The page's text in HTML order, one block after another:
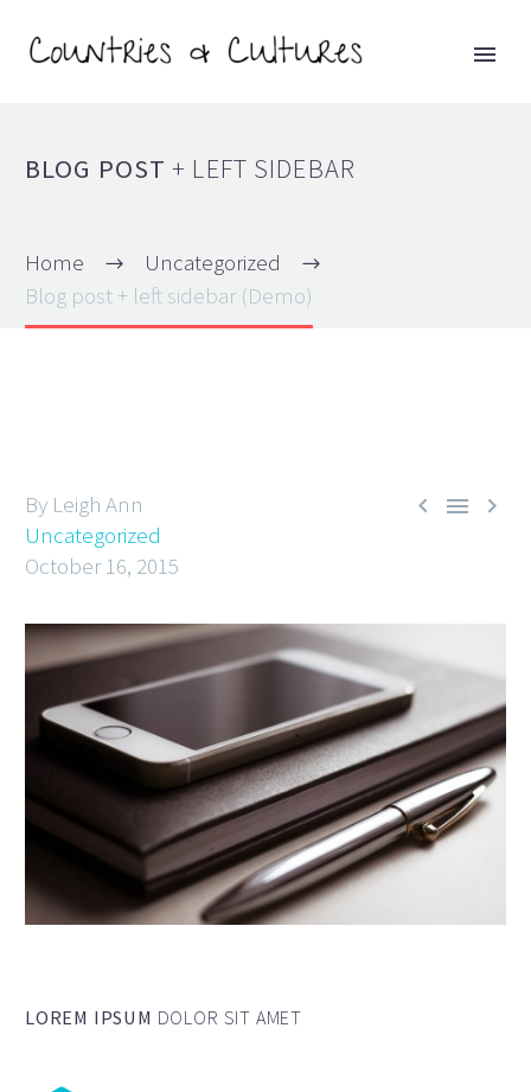
BLOG POST+ LEFT SIDEBAR
Home
Uncategorized
Blog post + left sidebar (Demo)
  
By Leigh Ann
Uncategorized
October 16, 2015
LOREM IPSUM DOLOR SIT AMET